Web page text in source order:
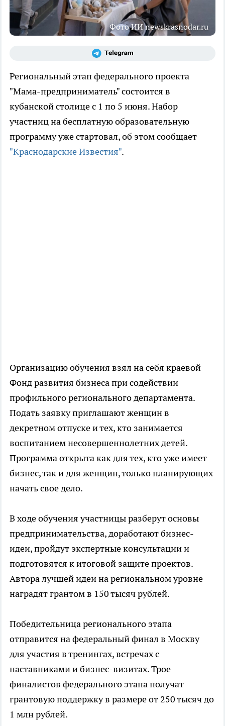
Фото ИИ newskrasnodar.ru
Региональный этап федерального проекта
"Мама-предприниматель" состоится в
кубанской столице с 1 по 5 июня. Набор
участниц на бесплатную образовательную
программу уже стартовал, об этом сообщает
"Краснодарские Известия".
Организацию обучения взял на себя краевой
Фонд развития бизнеса при содействии
профильного регионального департамента.
Подать заявку приглашают женщин в
декретном отпуске и тех, кто занимается
воспитанием несовершеннолетних детей.
Программа открыта как для тех, кто уже имеет
бизнес, так и для женщин, только планирующих
начать свое дело.
В ходе обучения участницы разберут основы
предпринимательства, доработают бизнес-
идеи, пройдут экспертные консультации и
подготовятся к итоговой защите проектов.
Автора лучшей идеи на региональном уровне
наградят грантом в 150 тысяч рублей.
Победительница регионального этапа
отправится на федеральный финал в Москву
для участия в тренингах, встречах с
наставниками и бизнес-визитах. Трое
финалистов федерального этапа получат
грантовую поддержку в размере от 250 тысяч до
1 млн рублей.